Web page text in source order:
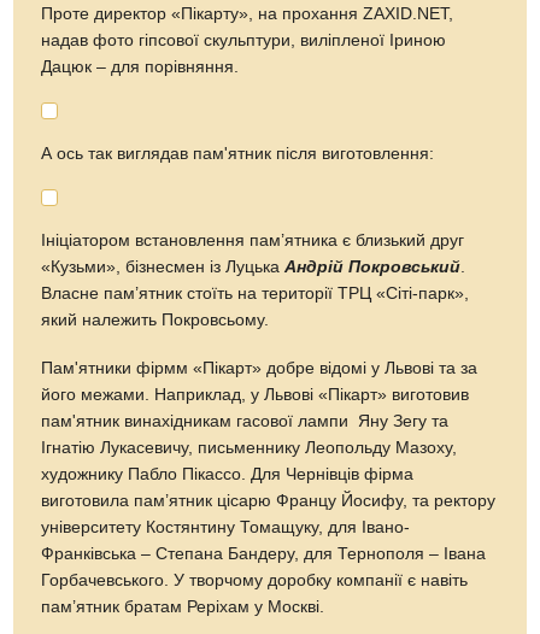
Проте директор «Пікарту», на прохання ZAXID.NET,
надав фото гіпсової скульптури, виліпленої Іриною
Дацюк – для порівняння.
А ось так виглядав пам'ятник після виготовлення:
Ініціатором встановлення пам’ятника є близький друг
«Кузьми», бізнесмен із ЛуцькаАндрій Покровський.
Власне пам’ятник стоїть на території ТРЦ «Сіті-парк»,
який належить Покровсьому.
Пам'ятники фірмм «Пікарт» добре відомі у Львові та за
його межами. Наприклад, у Львові «Пікарт» виготовив
пам'ятник винахідникам гасової лампи Яну Зегу та
Ігнатію Лукасевичу, письменнику Леопольду Мазоху,
художнику Пабло Пікассо. Для Чернівців фірма
виготовила пам’ятник цісарю Францу Йосифу, та ректору
університету Костянтину Томащуку, для Івано-
Франківська – Степана Бандеру, для Тернополя – Івана
Горбачевського. У творчому доробку компанії є навіть
пам’ятник братам Реріхам у Москві.